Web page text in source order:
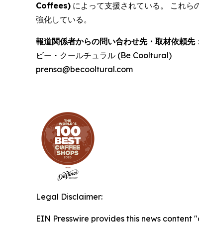
Coffees) によって支援されている。 これ
強化している。
報道関係者からの問い合わせ先・取材依頼先
ビー・クールチュラル (Be Cooltural)
prensa@becooltural.com
Legal Disclaimer:
EIN Presswire provides this news